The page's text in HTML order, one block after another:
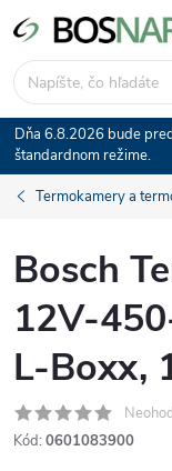
Prejsť
na
obsah
Dňa 6.8.2026 bude
štandardnom režime.
Termokamery a
Bosch
12V-
L-Boxx,
Kód: 0601083900